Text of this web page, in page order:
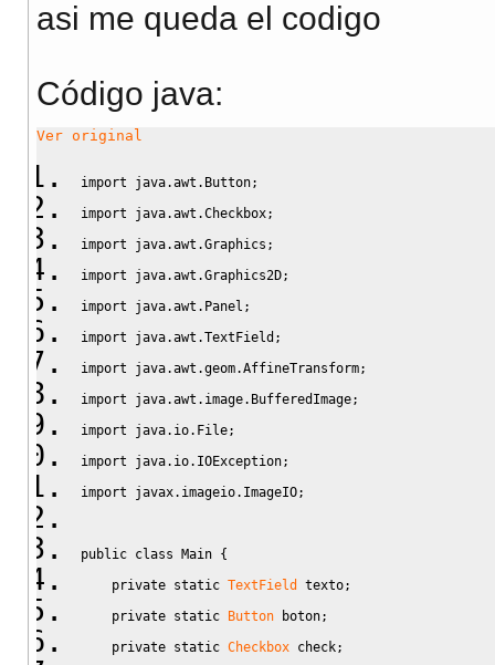
asi me queda el codigo
Código java:
Ver original
import java.awt.Button;
import
java.awt.Checkbox;
import
java.awt.Graphics ;
import
java.awt.Graphics2D;
import
java.awt.Panel ;
import
java.awt.TextField ;
import
java.awt.geom.AffineTransform;
import
java.awt.image.BufferedImage;
import
java.io.File;
import
java.io.IOException;
import
javax.imageio.ImageIO;
public class Main {
private static TextField texto;
private static Button boton;
private static Checkbox check;